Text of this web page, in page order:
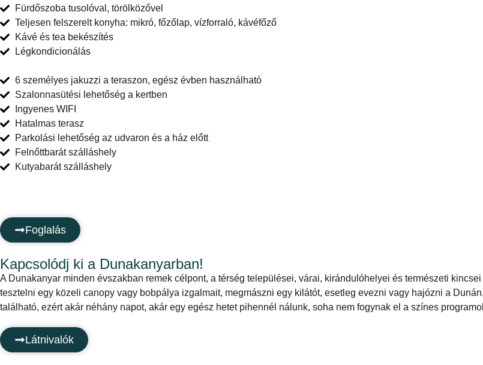
Fürdőszoba tusolóval, törölközővel
Teljesen felszerelt konyha: mikró, főzőlap, vízforraló, kávéfőző
Kávé és tea bekészítés
Légkondicionálás
6 személyes jakuzzi a teraszon, egész évben használható
Szalonnasütési lehetőség a kertben
Ingyenes WIFI
Hatalmas terasz
Parkolási lehetőség az udvaron és a ház előtt
Felnőttbarát szálláshely
Kutyabarát szálláshely
Foglalás
Kapcsolódj ki a Dunakanyarban!
A Dunakanyar minden évszakban remek célpont, a térség települései, várai, kirándulóhelyei és természeti
tesztelni egy közeli canopy vagy bobpálya izgalmait, megmászni egy kilátót, esetleg evezni vagy hajózni a
található, ezért akár néhány napot, akár egy egész hetet pihennél nálunk, soha nem fogynak el a színes
Látnivalók